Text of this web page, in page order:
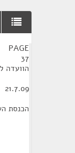
PAGE
37
הוועדה
21.7.09
הכנסת